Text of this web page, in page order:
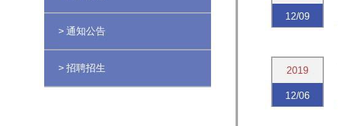
> 通知公告
> 招聘招生
12/09
2019
12/06